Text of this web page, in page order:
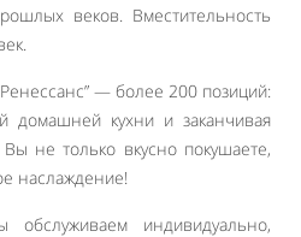
веков. Вместительность
— более 200 позиций:
домашней кухни и заканчивая
не только вкусно покушаете,
наслаждение!
индивидуально,